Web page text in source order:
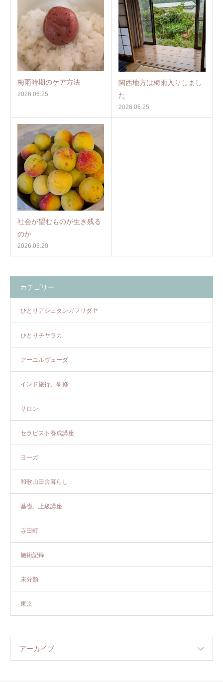
梅雨時期のケア方法
2026.06.25
関西地方は梅雨入りしまし
た
2026.06.25
社会が望むものが生き残る
のか
2026.06.20
カテゴリー
ひとりアシュタンガフリダヤ
ひとりチヤラカ
アーユルヴェーダ
インド旅行、研修
サロン
セラピスト養成講座
ヨーガ
和歌山田舎暮らし
基礎、上級講座
寺田町
施術記録
未分類
東京
アーカイブ